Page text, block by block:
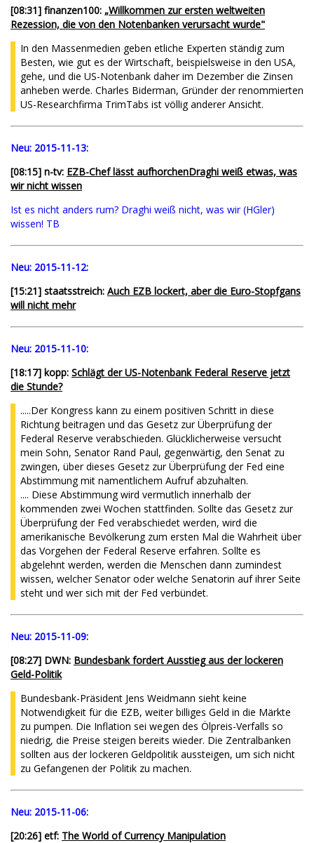
[08:31] finanzen100: „Willkommen zur ersten weltweiten
Rezession, die von den Notenbanken verursacht wurde"
In den Massenmedien geben etliche Experten ständig zum
Besten, wie gut es der Wirtschaft, beispielsweise in den USA,
gehe, und die US-Notenbank daher im Dezember die Zinsen
anheben werde. Charles Biderman, Gründer der renommierten
US-Researchfirma TrimTabs ist völlig anderer Ansicht.
Neu: 2015-11-13:
[08:15] n-tv: EZB-Chef lässt aufhorchenDraghi weiß etwas, was
wir nicht wissen
Ist es nicht anders rum? Draghi weiß nicht, was wir (HGler)
wissen! TB
Neu: 2015-11-12:
[15:21] staatsstreich: Auch EZB lockert, aber die Euro-Stopfgans
will nicht mehr
Neu: 2015-11-10:
[18:17] kopp: Schlägt der US-Notenbank Federal Reserve jetzt
die Stunde?
.....Der Kongress kann zu einem positiven Schritt in diese
Richtung beitragen und das Gesetz zur Überprüfung der
Federal Reserve verabschieden. Glücklicherweise versucht
mein Sohn, Senator Rand Paul, gegenwärtig, den Senat zu
zwingen, über dieses Gesetz zur Überprüfung der Fed eine
Abstimmung mit namentlichem Aufruf abzuhalten.
.... Diese Abstimmung wird vermutlich innerhalb der
kommenden zwei Wochen stattfinden. Sollte das Gesetz zur
Überprüfung der Fed verabschiedet werden, wird die
amerikanische Bevölkerung zum ersten Mal die Wahrheit über
das Vorgehen der Federal Reserve erfahren. Sollte es
abgelehnt werden, werden die Menschen dann zumindest
wissen, welcher Senator oder welche Senatorin auf ihrer Seite
steht und wer sich mit der Fed verbündet.
Neu: 2015-11-09:
[08:27] DWN: Bundesbank fordert Ausstieg aus der lockeren
Geld-Politik
Bundesbank-Präsident Jens Weidmann sieht keine
Notwendigkeit für die EZB, weiter billiges Geld in die Märkte
zu pumpen. Die Inflation sei wegen des Ölpreis-Verfalls so
niedrig, die Preise steigen bereits wieder. Die Zentralbanken
sollten aus der lockeren Geldpolitik aussteigen, um sich nicht
zu Gefangenen der Politik zu machen.
Neu: 2015-11-06:
[20:26] etf: The World of Currency Manipulation